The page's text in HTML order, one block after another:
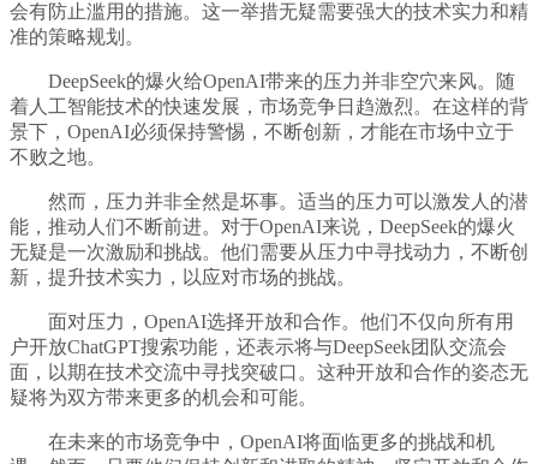
会有防止滥用的措施。这一举措无疑需要强大的技术实力和精
准的策略规划。
DeepSeek的爆火给OpenAI带来的压力并非空穴来风。随
着人工智能技术的快速发展，市场竞争日趋激烈。在这样的背
景下，OpenAI必须保持警惕，不断创新，才能在市场中立于
不败之地。
然而，压力并非全然是坏事。适当的压力可以激发人的潜
能，推动人们不断前进。对于OpenAI来说，DeepSeek的爆火
无疑是一次激励和挑战。他们需要从压力中寻找动力，不断创
新，提升技术实力，以应对市场的挑战。
面对压力，OpenAI选择开放和合作。他们不仅向所有用
户开放ChatGPT搜索功能，还表示将与DeepSeek团队交流会
面，以期在技术交流中寻找突破口。这种开放和合作的姿态无
疑将为双方带来更多的机会和可能。
在未来的市场竞争中，OpenAI将面临更多的挑战和机